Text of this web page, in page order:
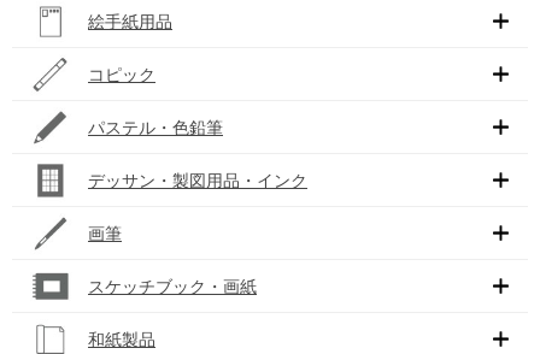
絵手紙用品
コピック
パステル・色鉛筆
デッサン・製図用品・インク
画筆
スケッチブック・画紙
和紙製品